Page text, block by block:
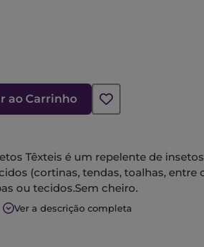
ao Carrinho
Têxteis é um repelente de
(cortinas, tendas, toalhas, entre
ou tecidos.Sem cheiro.
Ver a descrição completa